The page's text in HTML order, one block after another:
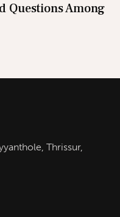
Questions Among
Thrissur,